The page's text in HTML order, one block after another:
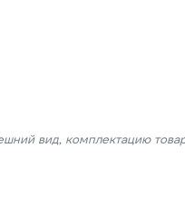
вид, комплектацию